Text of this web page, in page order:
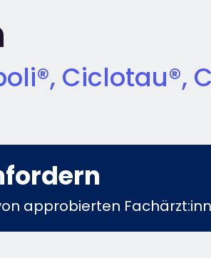
Ciclotau®,
approbierten